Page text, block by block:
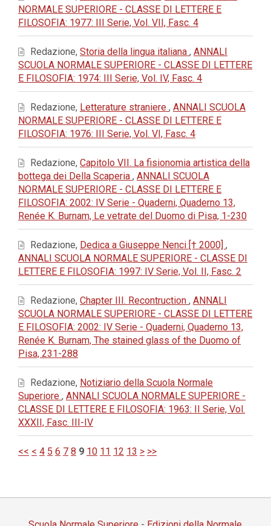
NORMALE SUPERIORE - CLASSE DI LETTERE E
FILOSOFIA: 1977: III Serie, Vol. VII, Fasc. 4
Redazione, Storia della lingua italiana , ANNALI
SCUOLA NORMALE SUPERIORE - CLASSE DI LETTERE
E FILOSOFIA: 1974: III Serie, Vol. IV, Fasc. 4
Redazione, Letterature straniere , ANNALI SCUOLA
NORMALE SUPERIORE - CLASSE DI LETTERE E
FILOSOFIA: 1976: III Serie, Vol. VI, Fasc. 4
Redazione, Capitolo VII. La fisionomia artistica della
bottega dei Della Scaperia , ANNALI SCUOLA
NORMALE SUPERIORE - CLASSE DI LETTERE E
FILOSOFIA: 2002: IV Serie - Quaderni, Quaderno 13,
Renée K. Burnam, Le vetrate del Duomo di Pisa, 1-230
Redazione, Dedica a Giuseppe Nenci [† 2000] ,
ANNALI SCUOLA NORMALE SUPERIORE - CLASSE DI
LETTERE E FILOSOFIA: 1997: IV Serie, Vol. II, Fasc. 2
Redazione, Chapter III. Recontruction , ANNALI
SCUOLA NORMALE SUPERIORE - CLASSE DI LETTERE
E FILOSOFIA: 2002: IV Serie - Quaderni, Quaderno 13,
Renée K. Burnam, The stained glass of the Duomo of
Pisa, 231-288
Redazione, Notiziario della Scuola Normale
Superiore , ANNALI SCUOLA NORMALE SUPERIORE -
CLASSE DI LETTERE E FILOSOFIA: 1963: II Serie, Vol.
XXXII, Fasc. III-IV
<< < 4 5 6 7 8 9 10 11 12 13 > >>